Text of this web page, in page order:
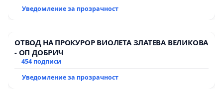
Уведомление за прозрачност
ОТВОД НА ПРОКУРОР ВИОЛЕТА ЗЛАТЕВА ВЕЛИКОВА
- ОП ДОБРИЧ
454 подписи
Уведомление за прозрачност